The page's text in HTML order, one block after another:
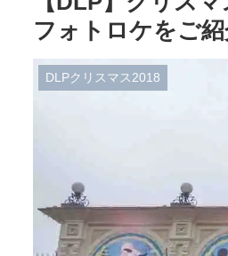
フォトロケをご紹
DLPクリスマス2018